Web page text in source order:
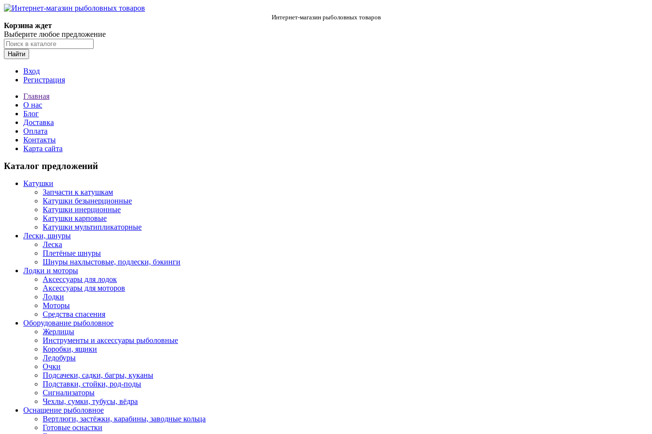
Интернет-магазин рыболовных товаров
Корзина ждет
Выберите любое предложение
Найти
Вход
Регистрация
Главная
О нас
Блог
Доставка
Оплата
Контакты
Карта сайта
Каталог предложений
Катушки
Запчасти к катушкам
Катушки безынерционные
Катушки инерционные
Катушки карповые
Катушки мультипликаторные
Лески, шнуры
Леска
Плетёные шнуры
Шнуры нахлыстовые, подлески, бэкинги
Лодки и моторы
Аксессуары для лодок
Аксессуары для моторов
Лодки
Моторы
Средства спасения
Оборудование рыболовное
Жерлицы
Инструменты и аксессуары рыболовные
Коробки, ящики
Ледобуры
Очки
Подсачеки, садки, багры, куканы
Подставки, стойки, род-поды
Сигнализаторы
Чехлы, сумки, тубусы, вёдра
Оснащение рыболовное
Вертлюги, застёжки, карабины, заводные кольца
Готовые оснастки